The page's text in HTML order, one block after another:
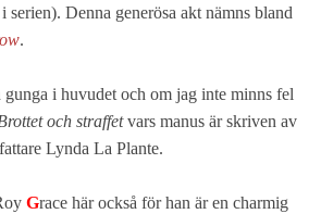
Denna generösa akt nämns bland
.
gunga i huvudet och om jag inte minns fel
och straffetvars manus är skriven av
Lynda La Plante.
Grace här också för han är en charmig